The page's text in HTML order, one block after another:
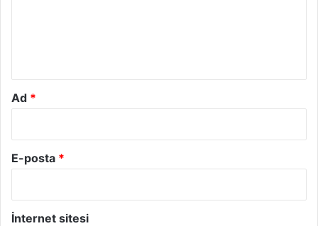
Ad *
E-posta *
İnternet sitesi